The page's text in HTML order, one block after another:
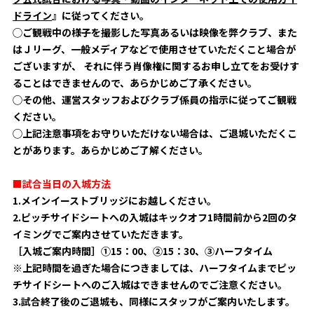
ドライン 』に従ってください。
◯ご観戦中の様子を撮影した写真あるいは映像を弊クラブ、また
はＪリーグ、一般メディアなどで使用させていただくこと場合が
ございますが、 それに伴う肖像権に関するお申し立てをお受けす
ることはできませんので、あらかじめご了承ください。
◯その他、運営スタッフおよびクラブ係員の指示に従ってご観戦
ください。
◯上記注意事項をお守りいただけない場合は、ご退城いただくこ
とがあります。あらかじめご了解ください。
■試合当日の入城方法
1.メインイーストブリッジにお越しください。
2.ピッチサイドシートへの入城はキックオフ1時間前から2回のタ
イミングでご案内させていただきます。
［入城ご案内時間］①15：00、②15：30、③ハーフタイム
※上記時間を過ぎた場合につきましては、ハーフタイムまでピッ
チサイドシートへのご入城はできませんのでご注意ください。
3.試合終了後のご退城も、同様にスタッフがご案内いたします。